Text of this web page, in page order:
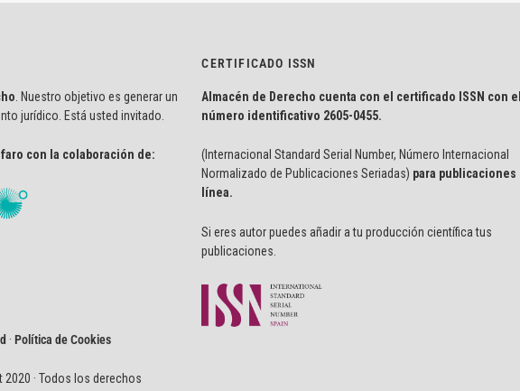
. Nuestro objetivo es generar un
jurídico. Está usted invitado.
con la colaboración de:
·Política de Cookies
· Todos los derechos
CERTIFICADO ISSN
Almacén de Derecho cuenta con el certificado ISSN con el
número identificativo 2605-0455.
(Internacional Standard Serial Number, Número Internacional
Normalizado de Publicaciones Seriadas) para publicaciones
línea.
Si eres autor puedes añadir a tu producción científica tus
publicaciones.